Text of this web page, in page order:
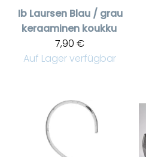
Ib Laursen Blau / grau
keraaminen koukku
7,90 €
Auf Lager verfügbar